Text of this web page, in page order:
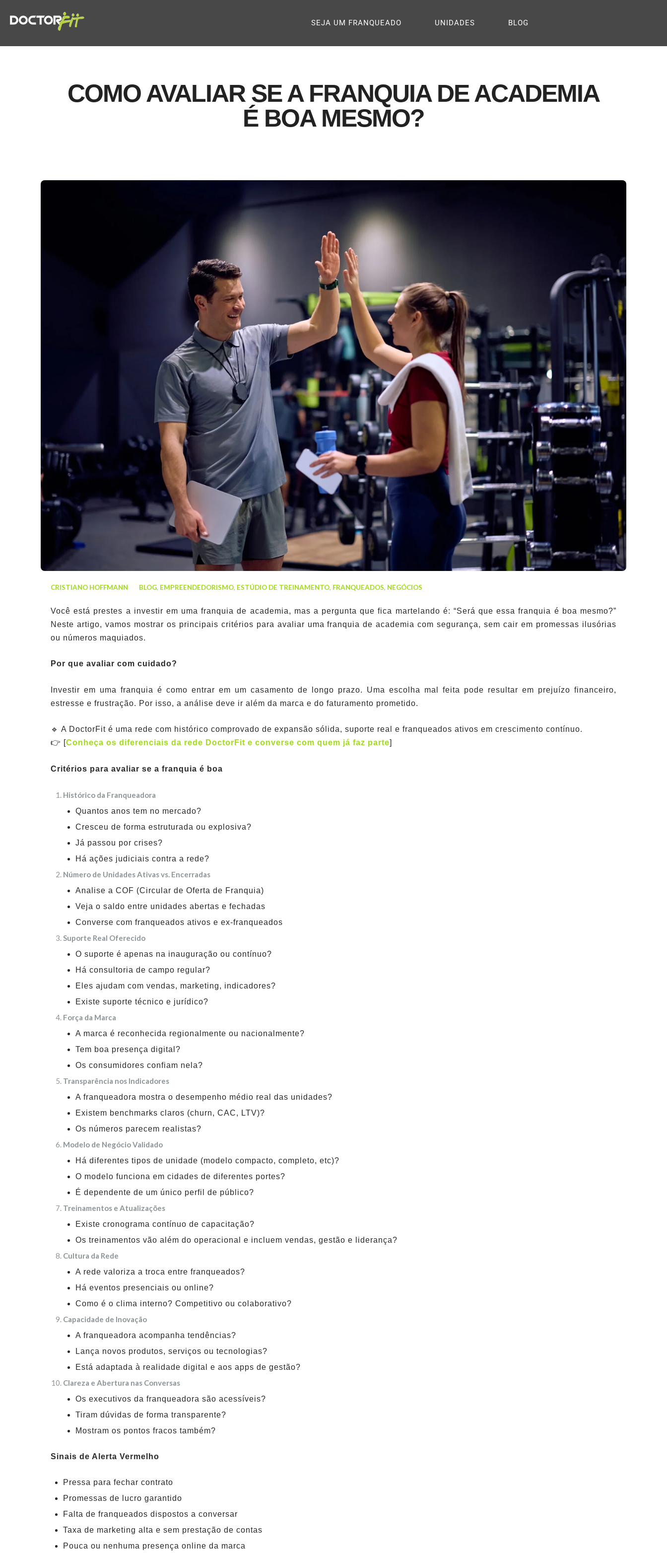
SEJA UM FRANQUEADO UNIDADES BLOG
COMO AVALIAR SE A FRANQUIA DE ACADEMIA
É BOA MESMO?
CRISTIANO HOFFMANN BLOG, EMPREENDEDORISMO, ESTÚDIO DE TREINAMENTO, FRANQUEADOS, NEGÓCIOS
Você está prestes a investir em uma franquia de academia, mas a pergunta que fica martelando é: “Será que essa franquia é boa mesmo?”
Neste artigo, vamos mostrar os principais critérios para avaliar uma franquia de academia com segurança, sem cair em promessas ilusórias
ou números maquiados.
Por que avaliar com cuidado?
Investir em uma franquia é como entrar em um casamento de longo prazo. Uma escolha mal feita pode resultar em prejuízo financeiro,
estresse e frustração. Por isso, a análise deve ir além da marca e do faturamento prometido.
🔹 A DoctorFit é uma rede com histórico comprovado de expansão sólida, suporte real e franqueados ativos em crescimento contínuo.
👉 [Conheça os diferenciais da rede DoctorFit e converse com quem já faz parte]
Critérios para avaliar se a franquia é boa
Histórico da Franqueadora
Quantos anos tem no mercado?
Cresceu de forma estruturada ou explosiva?
Já passou por crises?
Há ações judiciais contra a rede?
Número de Unidades Ativas vs. Encerradas
Analise a COF (Circular de Oferta de Franquia)
Veja o saldo entre unidades abertas e fechadas
Converse com franqueados ativos e ex-franqueados
Suporte Real Oferecido
O suporte é apenas na inauguração ou contínuo?
Há consultoria de campo regular?
Eles ajudam com vendas, marketing, indicadores?
Existe suporte técnico e jurídico?
Força da Marca
A marca é reconhecida regionalmente ou nacionalmente?
Tem boa presença digital?
Os consumidores confiam nela?
Transparência nos Indicadores
A franqueadora mostra o desempenho médio real das unidades?
Existem benchmarks claros (churn, CAC, LTV)?
Os números parecem realistas?
Modelo de Negócio Validado
Há diferentes tipos de unidade (modelo compacto, completo, etc)?
O modelo funciona em cidades de diferentes portes?
É dependente de um único perfil de público?
Treinamentos e Atualizações
Existe cronograma contínuo de capacitação?
Os treinamentos vão além do operacional e incluem vendas, gestão e liderança?
Cultura da Rede
A rede valoriza a troca entre franqueados?
Há eventos presenciais ou online?
Como é o clima interno? Competitivo ou colaborativo?
Capacidade de Inovação
A franqueadora acompanha tendências?
Lança novos produtos, serviços ou tecnologias?
Está adaptada à realidade digital e aos apps de gestão?
Clareza e Abertura nas Conversas
Os executivos da franqueadora são acessíveis?
Tiram dúvidas de forma transparente?
Mostram os pontos fracos também?
Sinais de Alerta Vermelho
Pressa para fechar contrato
Promessas de lucro garantido
Falta de franqueados dispostos a conversar
Taxa de marketing alta e sem prestação de contas
Pouca ou nenhuma presença online da marca